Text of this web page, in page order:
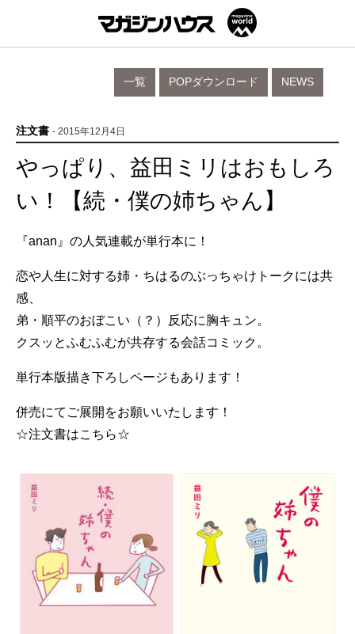
NEWS
POPダウンロード
一覧
注文書 - 2015年12月4日
やっぱり、益田ミリはおもしろ
い！【続・僕の姉ちゃん】
『anan』の人気連載が単行本に！
恋や人生に対する姉・ちはるのぶっちゃけトークには共
感、
弟・順平のおぼこい（？）反応に胸キュン。
クスッとふむふむが共存する会話コミック。
単行本版描き下ろしページもあります！
併売にてご展開をお願いいたします！
☆注文書はこちら☆